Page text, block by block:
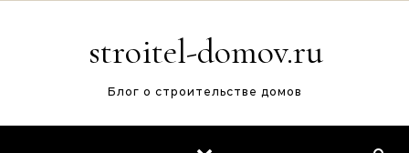
stroitel-domov.ru
Блог о строительстве домов